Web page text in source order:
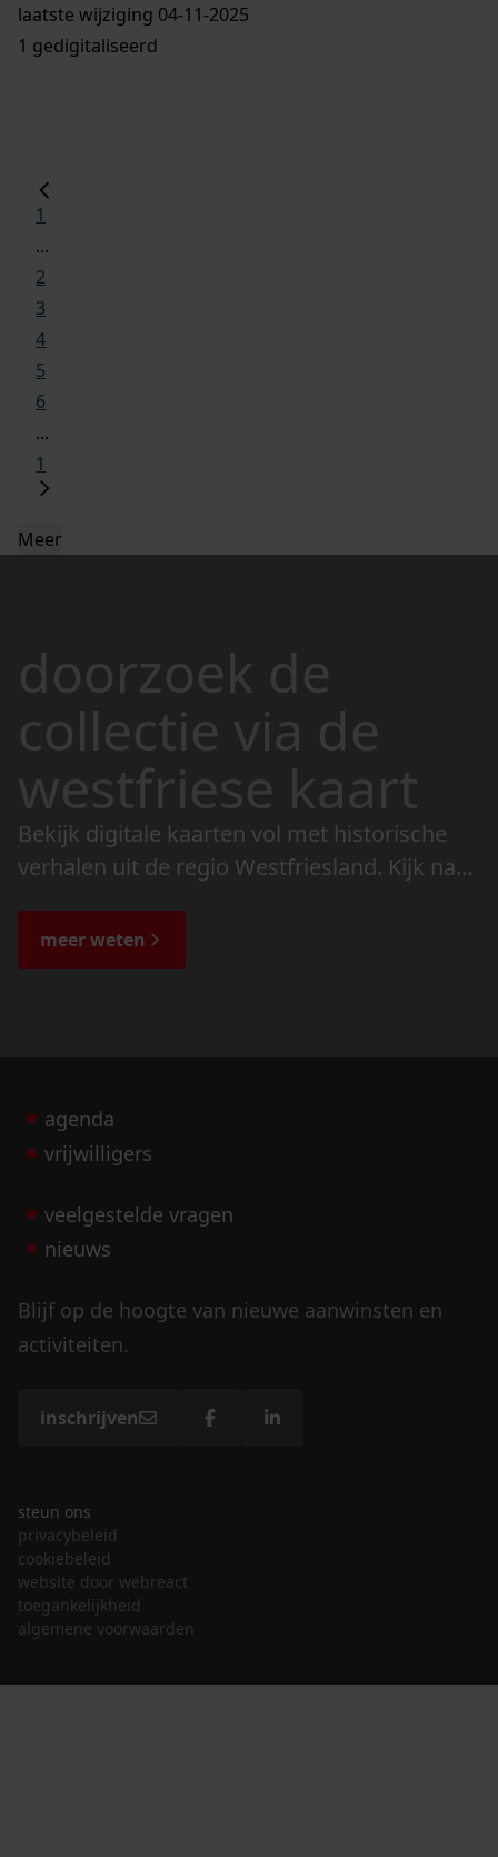
laatste wijziging 04-11-2025
1 gedigitaliseerd
1
...
2
3
4
5
6
...
1
Meer
doorzoek de
collectie via de
westfriese kaart
Bekijk digitale kaarten vol met historische
verhalen uit de regio Westfriesland. Kijk naar
de bijzondere verhalen.
meer weten
agenda
vrijwilligers
veelgestelde vragen
nieuws
Blijf op de hoogte van nieuwe aanwinsten en
activiteiten.
inschrijven
steun ons
privacybeleid
cookiebeleid
website door webreact
toegankelijkheid
algemene voorwaarden